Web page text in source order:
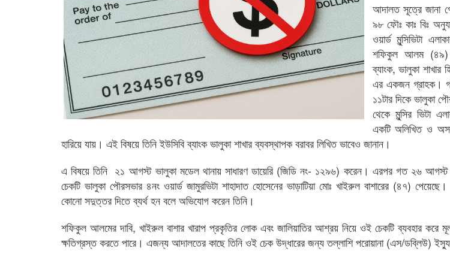
আদালত সূত্রে জানা
৯৮ ফৌঃ কাঃ বিঃ
ওয়ার্ড মুন্সিভিটা
শফিকুল আলম
ব্যাংক, ভালুকা
এর একজন গ্রাহক।
১১টার দিকে ভালুকা
থেকে মুন্সির ভিটা
একটি অলিখিত ও
হারিয়ে যায়। এই বিষয়ে তিনি ইউসিবি ব্যাংক ভালুকা শাখার ব্যবস্থাপক বরাবর লিখিত ভাবেও জানান।
এ বিষয়ে তিনি ২১ আগস্ট ভালুকা মডেল থানায় সাধারণ ডায়েরি (জিডি নং- ১২৯৬) করেন। এরপর গত ২৬ আগস্ট
চেকটি ভালুকা পৌরসভার ৪নং ওয়ার্ড জামুরভিটা শাহাদাত হোসেনের ভাড়াটিয়া মোঃ খাইরুল বাশারের (৪৭)
কোনো সদুত্তর দিতে ব্যর্থ হন বলে অভিযোগ করেন তিনি।
শফিকুল আলমের দাবি, খাইরুল বাশার খারাপ প্রকৃতির লোক এবং জালিয়াতির আশ্রয় নিয়ে ওই চেকটি ব্যবহার করে
ক্ষতিগ্রস্ত করতে পারে। এজন্য আদালতের কাছে তিনি ওই চেক উদ্ধারের জন্য তল্লাশি পরোয়ানা (এস/ডব্লিউ)